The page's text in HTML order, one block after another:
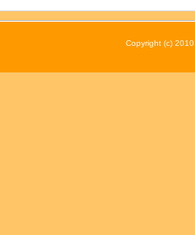
Copyright (c)